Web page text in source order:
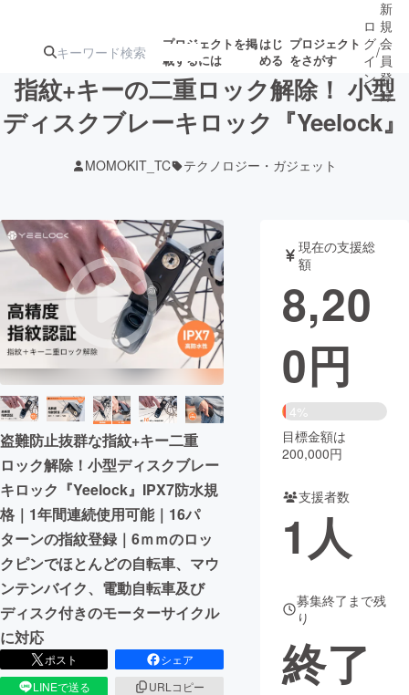
プロジェクトを掲
載するには
はじ
める
プロジェクト
をさがす
ターン
ジェクト
ロジェクト
されます
アート・写真 音楽
テクノロジー・ガジェット ゲーム・サ
映像・映画 書籍・雑誌
ビジネス・起業 チャレンジ
まちづくり・地域活性化
CAMPFIRE for Social Good
CAMPFIRE Creation
CAMPFIREふるさと納税
コミュニティ
ロ
グ
イ
ン
/
新
規
会
員
登
録
指紋+キーの二重ロック解除！ 小型
ディスクブレーキロック『Yeelock』
MOMOKIT_TC テクノロジー・ガジェット
盗難防止抜群な指紋+キー二重
ロック解除！小型ディスクブレー
キロック『Yeelock』IPX7防水規
格｜1年間連続使用可能｜16パ
ターンの指紋登録｜6ｍｍのロッ
クピンでほとんどの自転車、マウ
ンテンバイク、電動自転車及び
ディスク付きのモーターサイクル
に対応
ポスト
シェア
LINEで送る
URLコピー
現在の支援総
額
8,20
0円
4%
目標金額は
200,000円
支援者数
1人
募集終了まで残
り
終了